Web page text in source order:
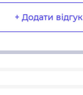
+ Додати відгук